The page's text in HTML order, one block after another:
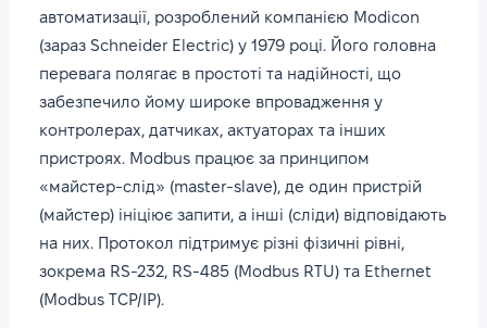
автоматизації, розроблений компанією Modicon
(зараз Schneider Electric) у 1979 році. Його головна
перевага полягає в простоті та надійності, що
забезпечило йому широке впровадження у
контролерах, датчиках, актуаторах та інших
пристроях. Modbus працює за принципом
«майстер-слід» (master-slave), де один пристрій
(майстер) ініціює запити, а інші (сліди) відповідають
на них. Протокол підтримує різні фізичні рівні,
зокрема RS-232, RS-485 (Modbus RTU) та Ethernet
(Modbus TCP/IP).